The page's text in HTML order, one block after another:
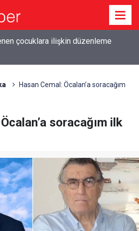
çocuklara ilişkin düzenleme
Hasan Cemal: Öcalan’a soracağım
soracağım ilk